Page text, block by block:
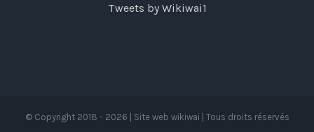
Tweets by Wikiwai1
© Copyright 2018 - 2026 | Site web wikiwai | Tous droits réservés